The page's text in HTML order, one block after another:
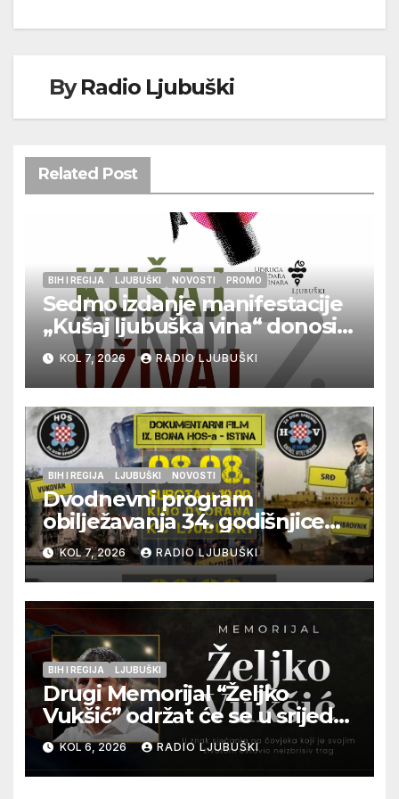
ByRadio Ljubuški
Related Post
BIH I REGIJA LJUBUŠKI NOVOSTI PROMO
Sedmo izdanje manifestacije
„Kušaj ljubuška vina“ donosi
vrhunska vina, gastronomiju i
glazbu
KOL 7, 2026 RADIO LJUBUŠKI
BIH I REGIJA LJUBUŠKI NOVOSTI
Dvodnevni program
obilježavanja 34. godišnjice
pogibije generala Blaža
Kraljevića i osmorice
pripadnika HOS-a
KOL 7, 2026 RADIO LJUBUŠKI
BIH I REGIJA LJUBUŠKI
Drugi Memorijal “Željko
Vukšić” održat će se u srijedu
12. kolovoza u Otoku
KOL 6, 2026 RADIO LJUBUŠKI